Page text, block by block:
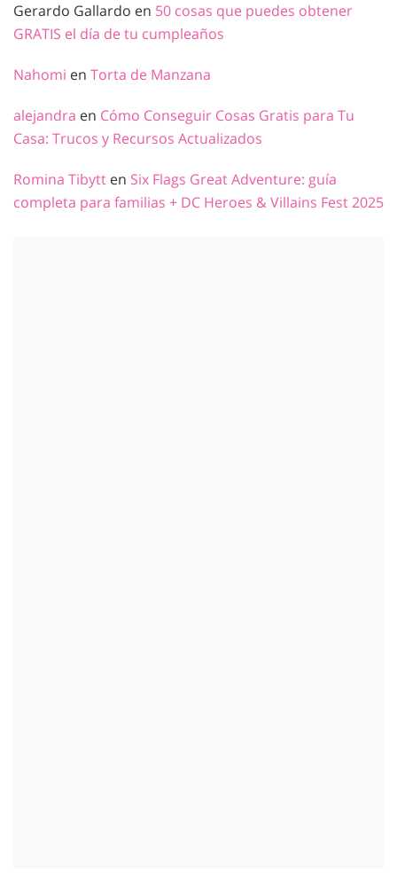
Gerardo Gallardo en 50 cosas que puedes obtener
GRATIS el día de tu cumpleaños
Nahomi en Torta de Manzana
alejandra en Cómo Conseguir Cosas Gratis para Tu
Casa: Trucos y Recursos Actualizados
Romina Tibytt en Six Flags Great Adventure: guía
completa para familias + DC Heroes & Villains Fest 2025